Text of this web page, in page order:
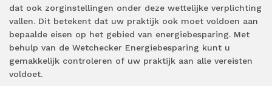
dat ook zorginstellingen onder deze wettelijke verplichting
vallen. Dit betekent dat uw praktijk ook moet voldoen aan
bepaalde eisen op het gebied van energiebesparing. Met
behulp van de Wetchecker Energiebesparing kunt u
gemakkelijk controleren of uw praktijk aan alle vereisten
voldoet.